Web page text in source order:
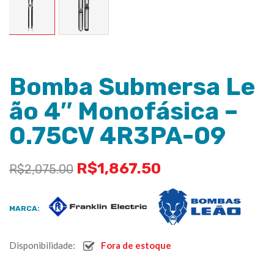
Bomba Submersa Le
ão 4″ Monofásica –
0.75CV 4R3PA-09
R$2,075.00 R$1,867.50
MARCA:
Disponibilidade: Fora de estoque